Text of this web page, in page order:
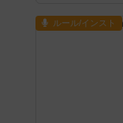
ルール/インスト